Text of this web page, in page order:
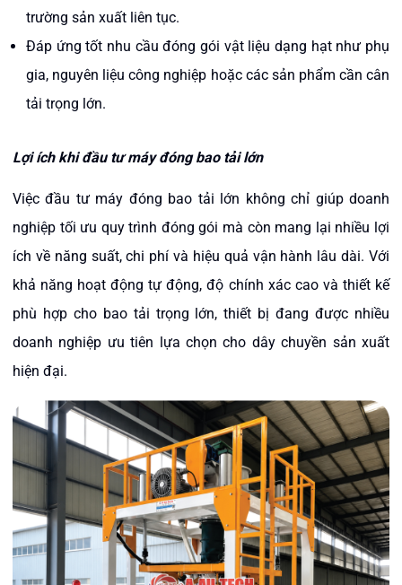
trường sản xuất liên tục.
Đáp ứng tốt nhu cầu đóng gói vật liệu dạng hạt như phụ
gia, nguyên liệu công nghiệp hoặc các sản phẩm cần cân
tải trọng lớn.
Lợi ích khi đầu tư máy đóng bao tải lớn
Việc đầu tư máy đóng bao tải lớn không chỉ giúp doanh
nghiệp tối ưu quy trình đóng gói mà còn mang lại nhiều lợi
ích về năng suất, chi phí và hiệu quả vận hành lâu dài. Với
khả năng hoạt động tự động, độ chính xác cao và thiết kế
phù hợp cho bao tải trọng lớn, thiết bị đang được nhiều
doanh nghiệp ưu tiên lựa chọn cho dây chuyền sản xuất
hiện đại.